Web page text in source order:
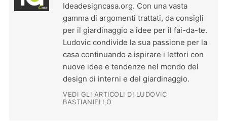
Ideadesigncasa.org. Con una vasta
gamma di argomenti trattati, da consigli
per il giardinaggio a idee per il fai-da-te.
Ludovic condivide la sua passione per la
casa continuando a ispirare i lettori con
nuove idee e tendenze nel mondo del
design di interni e del giardinaggio.
VEDI GLI ARTICOLI DI LUDOVIC
BASTIANIELLO